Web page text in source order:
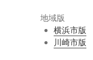
地域版
横浜市版
川崎市版